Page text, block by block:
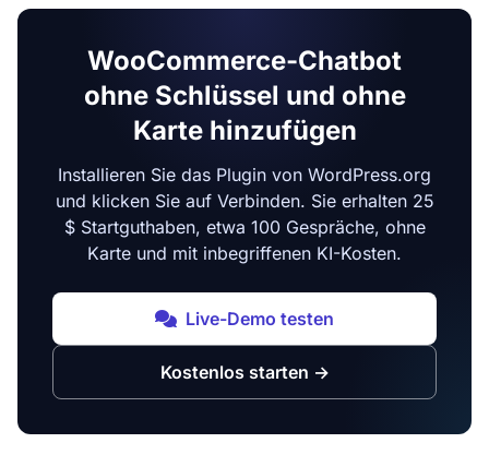
WooCommerce-Chatbot
ohne Schlüssel und ohne
Karte hinzufügen
Installieren Sie das Plugin von WordPress.org
und klicken Sie auf Verbinden. Sie erhalten 25
$ Startguthaben, etwa 100 Gespräche, ohne
Karte und mit inbegriffenen KI-Kosten.
Live-Demo testen
Kostenlos starten →